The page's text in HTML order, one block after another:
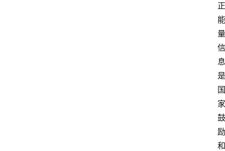
正
能
量
信
息
是
国
家
鼓
励
和